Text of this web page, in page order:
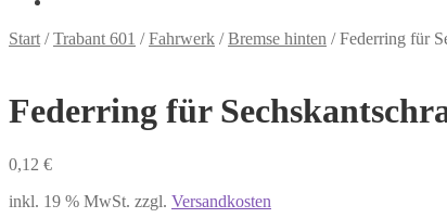
Start /Trabant 601 /Fahrwerk /Bremse hinten /Federring für
Federring für
0,12 €
inkl. 19 % MwSt. zzgl. Versandkosten